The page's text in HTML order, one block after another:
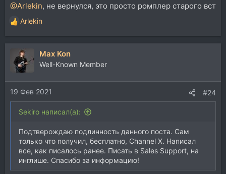
@Arlekin, не вернулся, это просто ромплер старого вст
Р
е
а
ц
и
:
Arlekin
Max Kon
Well-Known Member
19 Фев 2021 #24
Sekiro написал(а):
Подтверождаю подлинность данного поста. Сам
только что получил, бесплатно, Channel X. Написал
все, как писалось ранее. Писать в Sales Support, на
инглише. Спасибо за информацию!